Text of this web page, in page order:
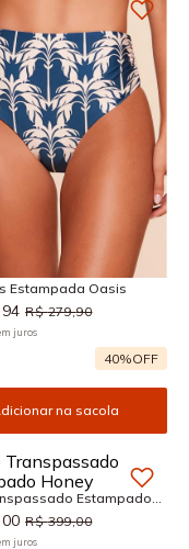
Estampada Oasis
94 R$ 279,90
juros
40%OFF
na sacola
Estampado
00 R$ 399,00
juros